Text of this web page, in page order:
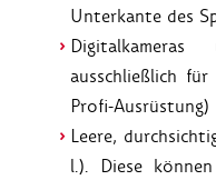
Unterkante des
ausschließlich
Profi-Ausrüstung)
Leere,
l.). Diese